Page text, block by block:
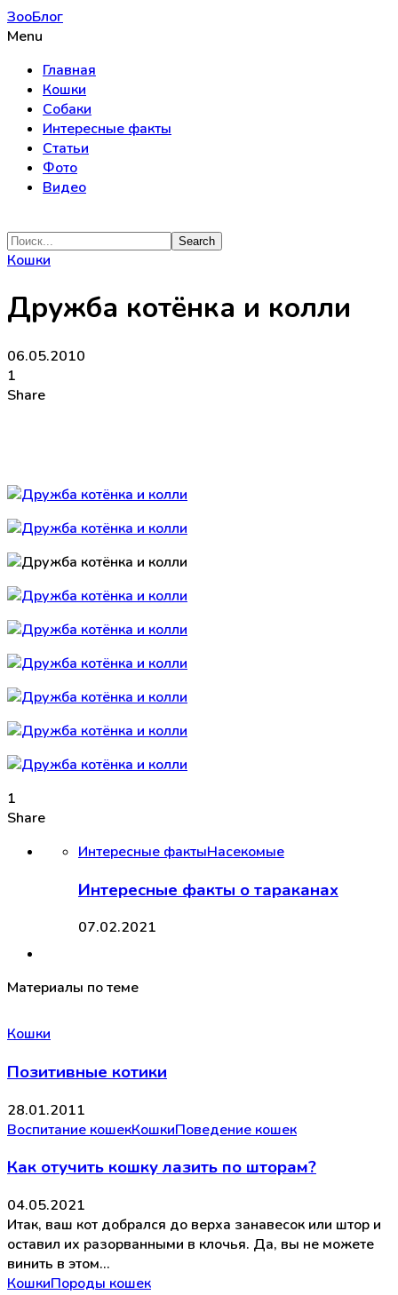
ЗооБлог
Menu
Главная
Кошки
Собаки
Интересные факты
Статьи
Фото
Видео
Кошки
Дружба котёнка и колли
06.05.2010
1
Share
1
Share
Интересные фактыНасекомые
Интересные факты о тараканах
07.02.2021
Материалы по теме
Кошки
Позитивные котики
28.01.2011
Воспитание кошекКошкиПоведение кошек
Как отучить кошку лазить по шторам?
04.05.2021
Итак, ваш кот добрался до верха занавесок или штор и
оставил их разорванными в клочья. Да, вы не можете
винить в этом…
КошкиПороды кошек